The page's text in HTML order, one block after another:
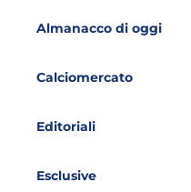
Almanacco di oggi
Calciomercato
Editoriali
Esclusive